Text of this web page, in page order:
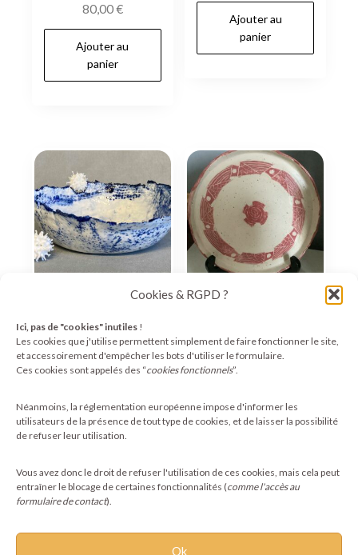
Cookies & RGPD ?
Ici, pas de "cookies" inutiles !
Les cookies que j'utilise permettent simplement de faire fonctionner le site,
et accessoirement d'empêcher les bots d'utiliser le formulaire.
Ces cookies sont appelés des “cookies fonctionnels”.
Néanmoins, la réglementation européenne impose d'informer les
utilisateurs de la présence de tout type de cookies, et de laisser la possibilité
de refuser leur utilisation.
Vous avez donc le droit de refuser l'utilisation de ces cookies, mais cela peut
entraîner le blocage de certaines fonctionnalités (comme l'accès au
formulaire de contact).
Ok
80,00€
Ajouter au
panier
Ajouter au
panier
Lire la suite
décor rouge andin –
22,00€
panier